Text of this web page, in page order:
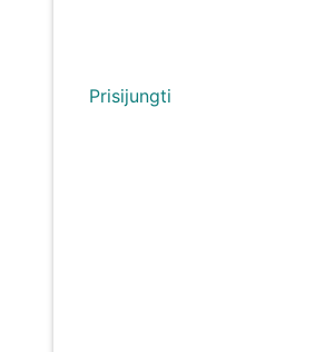
Prisijungti